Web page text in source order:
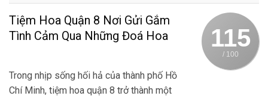
115
/ 100
Tiệm Hoa Quận 8 Nơi Gửi Gắm
Tình Cảm Qua Những Đoá Hoa
Trong nhịp sống hối hả của thành phố Hồ
Chí Minh, tiệm hoa quận 8 trở thành một